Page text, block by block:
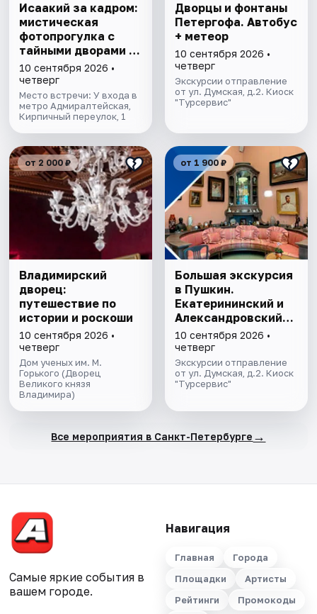
Исаакий за кадром:
мистическая
фотопрогулка с
тайными дворами и
колоннадой
10 сентября 2026 •
четверг
Место встречи: У входа в
метро Адмиралтейская,
Кирпичный переулок, 1
Дворцы и фонтаны
Петергофа. Автобус
+ метеор
10 сентября 2026 •
четверг
Экскурсии отправление
от ул. Думская, д.2. Киоск
"Турсервис"
от 2 000 ₽
Владимирский
дворец:
путешествие по
истории и роскоши
10 сентября 2026 •
четверг
Дом ученых им. М.
Горького (Дворец
Великого князя
Владимира)
от 1 900 ₽
Большая экскурсия
в Пушкин.
Екатерининский и
Александровский
дворцы
10 сентября 2026 •
четверг
Экскурсии отправление
от ул. Думская, д.2. Киоск
"Турсервис"
Все мероприятия в Санкт-Петербурге →
Самые яркие события в
вашем городе.
Навигация
Главная
Города
Площадки
Артисты
Рейтинги
Промокоды